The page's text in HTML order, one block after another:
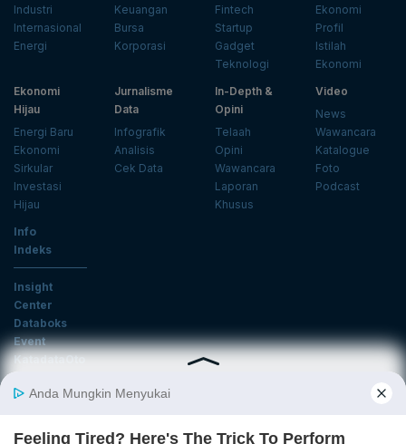
Industri
Internasional
Energi
Keuangan
Bursa
Korporasi
Fintech
Startup
Gadget
Teknologi
Ekonomi
Profil
Istilah
Ekonomi
Ekonomi
Hijau
Energi Baru
Ekonomi
Sirkular
Investasi
Hijau
Jurnalisme
Data
Infografik
Analisis
Cek Data
In-Depth &
Opini
Telaah
Opini
Wawancara
Laporan
Khusus
Video
News
Wawancara
Katalogue
Foto
Podcast
Info
Indeks
Insight
Center
Databoks
Event
KatadataOto
Email